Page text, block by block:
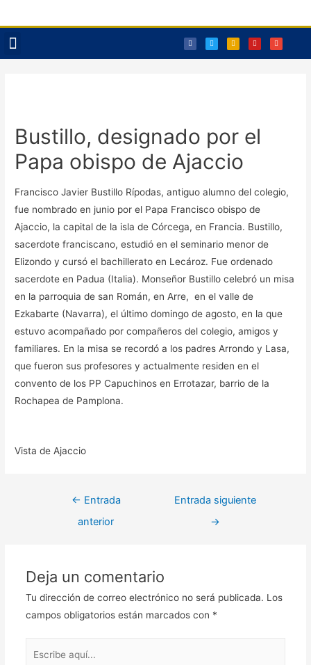
Bustillo, designado por el
Papa obispo de Ajaccio
Francisco Javier Bustillo Rípodas, antiguo alumno del colegio,
fue nombrado en junio por el Papa Francisco obispo de
Ajaccio, la capital de la isla de Córcega, en Francia. Bustillo,
sacerdote franciscano, estudió en el seminario menor de
Elizondo y cursó el bachillerato en Lecároz. Fue ordenado
sacerdote en Padua (Italia). Monseñor Bustillo celebró un misa
en la parroquia de san Román, en Arre, en el valle de
Ezkabarte (Navarra), el último domingo de agosto, en la que
estuvo acompañado por compañeros del colegio, amigos y
familiares. En la misa se recordó a los padres Arrondo y Lasa,
que fueron sus profesores y actualmente residen en el
convento de los PP Capuchinos en Errotazar, barrio de la
Rochapea de Pamplona.
Vista de Ajaccio
← Entrada
anterior
Entrada siguiente
→
Deja un comentario
Tu dirección de correo electrónico no será publicada. Los
campos obligatorios están marcados con *